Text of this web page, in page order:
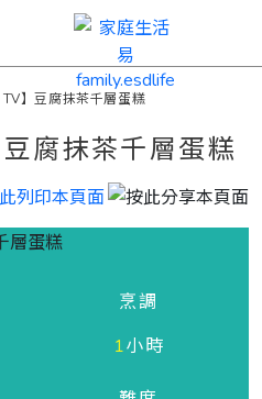
TV】豆腐抹茶千層蛋糕
腐抹茶千層蛋糕
烹調
1小時